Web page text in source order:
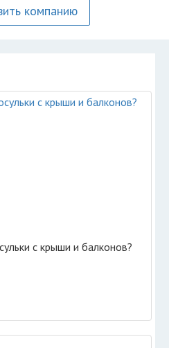
компанию
с крыши и балконов?